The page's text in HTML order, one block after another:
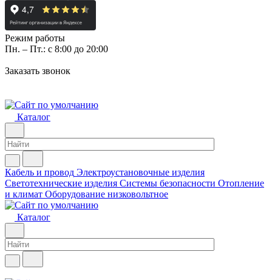
Режим работы
Пн. – Пт.: с 8:00 до 20:00
Заказать звонок
Каталог
Кабель и провод Электроустановочные изделия
Светотехнические изделия Системы безопасности Отопление
и климат Оборудование низковольтное
Каталог